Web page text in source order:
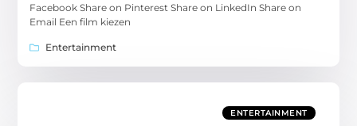
Facebook Share on Pinterest Share on LinkedIn Share on
Email Een film kiezen
Entertainment
ENTERTAINMENT